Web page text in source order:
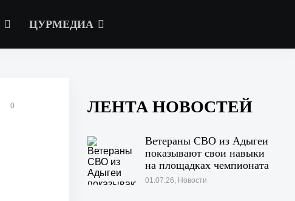
ЦУРМЕДИА
0 ЛЕНТА НОВОСТЕЙ
Ветераны СВО из Адыгеи
показывают свои навыки
на площадках чемпионата
«Абилимпикс» в Казани
01.07.26, Новости